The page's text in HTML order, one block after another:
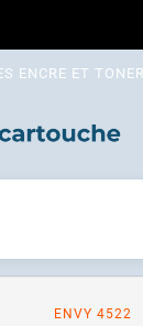
ENCRE ET
ENVY 4522